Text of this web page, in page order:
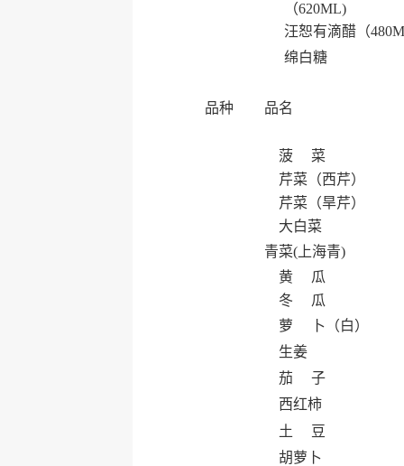
（620ML)
汪恕有滴醋（
绵白糖
品种 品名
菠 菜
芹菜（西芹）
芹菜（旱芹）
大白菜
青菜(上海青)
黄 瓜
冬 瓜
萝 卜（白）
生姜
茄 子
西红柿
土 豆
胡萝卜